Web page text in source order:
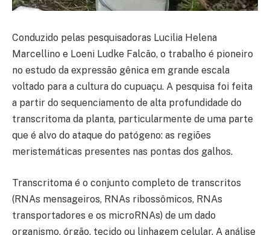
Conduzido pelas pesquisadoras Lucilia Helena
Marcellino e Loeni Ludke Falcão, o trabalho é pioneiro
no estudo da expressão gênica em grande escala
voltado para a cultura do cupuaçu. A pesquisa foi feita
a partir do sequenciamento de alta profundidade do
transcritoma da planta, particularmente de uma parte
que é alvo do ataque do patógeno: as regiões
meristemáticas presentes nas pontas dos galhos.
Transcritoma é o conjunto completo de transcritos
(RNAs mensageiros, RNAs ribossômicos, RNAs
transportadores e os microRNAs) de um dado
organismo, órgão, tecido ou linhagem celular. A análise